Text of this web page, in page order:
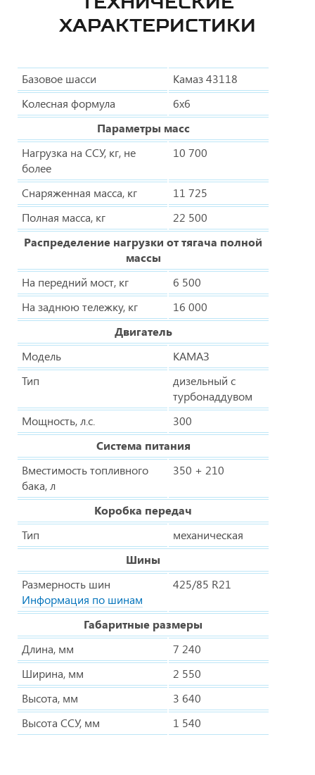
ХАРАКТЕРИСТИКИ
Базовое шасси
Камаз 43118
Колесная формула
6х6
Параметры масс
Нагрузка на ССУ, кг, не
более
10 700
Снаряженная масса, кг
11 725
Полная масса, кг
22 500
Распределение нагрузки от тягача полной
массы
На передний мост, кг
6 500
На заднюю тележку, кг
16 000
Двигатель
Модель
КАМАЗ
Тип
дизельный с
турбонаддувом
Мощность, л.с.
300
Система питания
Вместимость топливного
бака, л
350 + 210
Коробка передач
Тип
механическая
Шины
Размерность шин
Информация по шинам
425/85 R21
Габаритные размеры
Длина, мм
7 240
Ширина, мм
2 550
Высота, мм
3 640
Высота ССУ, мм
1 540